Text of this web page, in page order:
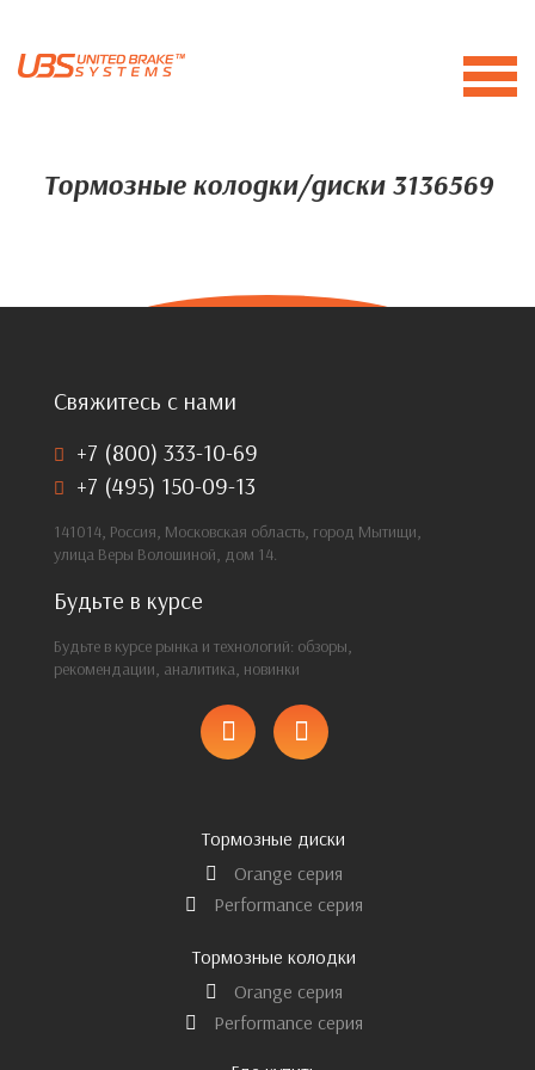
Тормозные колодки/диски 3136569
Свяжитесь с нами
+7 (800) 333-10-69
+7 (495) 150-09-13
141014, Россия, Московская область, город Мытищи,
улица Веры Волошиной, дом 14.
Будьте в курсе
Будьте в курсе рынка и технологий: обзоры,
рекомендации, аналитика, новинки
Тормозные диски
Orange серия
Performance серия
Тормозные колодки
Orange серия
Performance серия